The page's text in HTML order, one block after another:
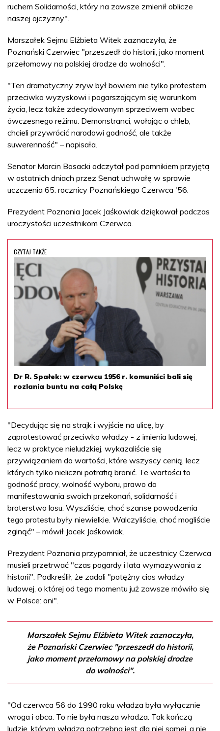
ruchem Solidarności, który na zawsze zmienił oblicze
naszej ojczyzny".
Marszałek Sejmu Elżbieta Witek zaznaczyła, że
Poznański Czerwiec "przeszedł do historii, jako moment
przełomowy na polskiej drodze do wolności".
"Ten dramatyczny zryw był bowiem nie tylko protestem
przeciwko wyzyskowi i pogarszającym się warunkom
życia, lecz także zdecydowanym sprzeciwem wobec
ówczesnego reżimu. Demonstranci, wołając o chleb,
chcieli przywrócić narodowi godność, ale także
suwerenność" – napisała.
Senator Marcin Bosacki odczytał pod pomnikiem przyjętą
w ostatnich dniach przez Senat uchwałę w sprawie
uczczenia 65. rocznicy Poznańskiego Czerwca '56.
Prezydent Poznania Jacek Jaśkowiak dziękował podczas
uroczystości uczestnikom Czerwca.
CZYTAJ TAKŻE
Dr R. Spałek: w czerwcu 1956 r. komuniści bali się
rozlania buntu na całą Polskę
"Decydując się na strajk i wyjście na ulicę, by
zaprotestować przeciwko władzy - z imienia ludowej,
lecz w praktyce nieludzkiej, wykazaliście się
przywiązaniem do wartości, które wszyscy cenią, lecz
których tylko nieliczni potrafią bronić. Te wartości to
godność pracy, wolność wyboru, prawo do
manifestowania swoich przekonań, solidarność i
braterstwo losu. Wyszliście, choć szanse powodzenia
tego protestu były niewielkie. Walczyliście, choć mogliście
zginąć" – mówił Jacek Jaśkowiak.
Prezydent Poznania przypomniał, że uczestnicy Czerwca
musieli przetrwać "czas pogardy i lata wymazywania z
historii". Podkreślił, że zadali "potężny cios władzy
ludowej, o której od tego momentu już zawsze mówiło się
w Polsce: oni".
Marszałek Sejmu Elżbieta Witek zaznaczyła,
że Poznański Czerwiec "przeszedł do historii,
jako moment przełomowy na polskiej drodze
do wolności".
"Od czerwca 56 do 1990 roku władza była wyłącznie
wroga i obca. To nie była nasza władza. Tak kończą
ludzie, którym władza potrzebna jest dla niej samej, a nie